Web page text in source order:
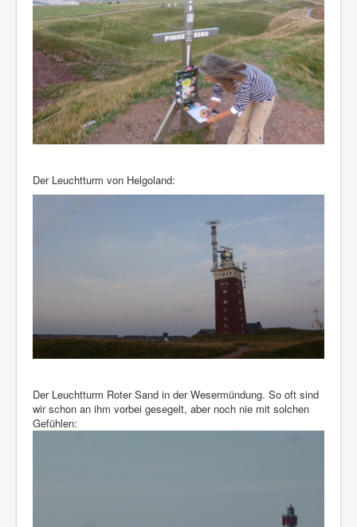
Der Leuchtturm von Helgoland:
Der Leuchtturm Roter Sand in der Wesermündung. So oft sind
wir schon an ihm vorbei gesegelt, aber noch nie mit solchen
Gefühlen: